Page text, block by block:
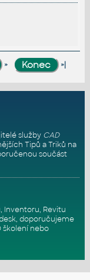
» »|
služby CAD
Tipů a Triků na
součást
Inventoru, Revitu
doporučujeme
školenínebo